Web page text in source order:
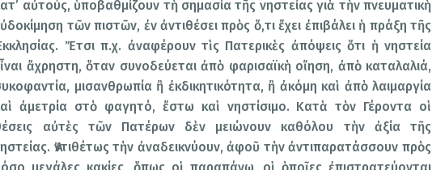
αὐτούς, ὑποβαθμίζουν τὴ σημασία τῆς νηστείας γιὰ τὴν πνευματικὴ
τῶν πιστῶν, ἐν ἀντιθέσει πρὸς ὅ,τι ἔχει ἐπιβάλει ἡ πράξη τῆς
Ἔτσι π.χ. ἀναφέρουν τὶς Πατερικὲς ἀπόψεις ὅτι ἡ νηστεία
ἄχρηστη, ὅταν συνοδεύεται ἀπὸ φαρισαϊκὴ οἴηση, ἀπὸ καταλαλιά,
μισανθρωπία ἢ ἐκδικητικότητα, ἢ ἀκόμη καὶ ἀπὸ λαιμαργία
ἀμετρία στὸ φαγητό, ἔστω καὶ νηστίσιμο. Κατὰ τὸν Γέροντα οἱ
αὐτὲς τῶν Πατέρων δὲν μειώνουν καθόλου τὴν ἀξία τῆς
Ἀντιθέτως τὴν ἀναδεικνύουν, ἀφοῦ τὴν ἀντιπαρατάσσουν πρὸς